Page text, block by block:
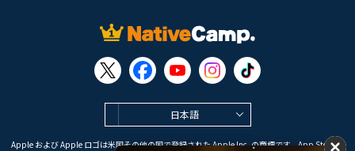
日本語
Apple および Apple ロゴは米国その他の国で登録された Apple Inc. の商標です。App Store は